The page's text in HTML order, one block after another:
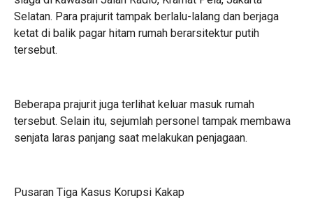
Selatan. Para prajurit tampak berlalu-lalang dan berjaga
ketat di balik pagar hitam rumah berarsitektur putih
tersebut.
Beberapa prajurit juga terlihat keluar masuk rumah
tersebut. Selain itu, sejumlah personel tampak membawa
senjata laras panjang saat melakukan penjagaan.
Pusaran Tiga Kasus Korupsi Kakap